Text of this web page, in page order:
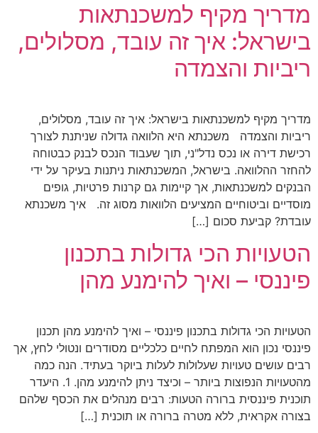
מדריך מקיף למשכנתאות
בישראל: איך זה עובד, מסלולים,
ריביות והצמדה
מדריך מקיף למשכנתאות בישראל: איך זה עובד, מסלולים,
ריביות והצמדה משכנתא היא הלוואה גדולה שניתנת לצורך
רכישת דירה או נכס נדל"ני, תוך שעבוד הנכס לבנק כבטוחה
להחזר ההלוואה. בישראל, המשכנתאות ניתנות בעיקר על ידי
הבנקים למשכנתאות, אך קיימות גם קרנות פרטיות, גופים
מוסדיים וביטוחיים המציעים הלוואות מסוג זה. איך משכנתא
עובדת? קביעת סכום […]
הטעויות הכי גדולות בתכנון
פיננסי – ואיך להימנע מהן
הטעויות הכי גדולות בתכנון פיננסי – ואיך להימנע מהן תכנון
פיננסי נכון הוא המפתח לחיים כלכליים מסודרים ונטולי לחץ, אך
רבים עושים טעויות שעלולות לעלות ביוקר בעתיד. הנה כמה
מהטעויות הנפוצות ביותר – וכיצד ניתן להימנע מהן. 1. היעדר
תוכנית פיננסית ברורה הטעות: רבים מנהלים את הכסף שלהם
בצורה אקראית, ללא מטרה ברורה או תוכנית […]